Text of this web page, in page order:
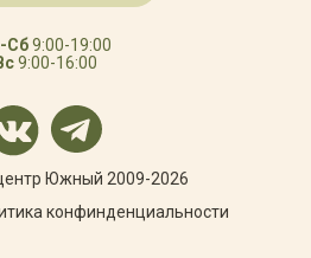
Сб9:00-19:00
9:00-16:00
Южный 2009-2026
конфинденциальности